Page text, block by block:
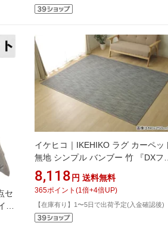
セ
イケヒコ｜IKEHIKO ラグ カーペッ
無地 シンプル バンブー 竹 『DXフォ
ース』(140×200cm/グレー)
8,118 円 送料無料
365ポイント (1倍+4倍UP)
【在庫有り】1〜5日で出荷予定(入金確認後)